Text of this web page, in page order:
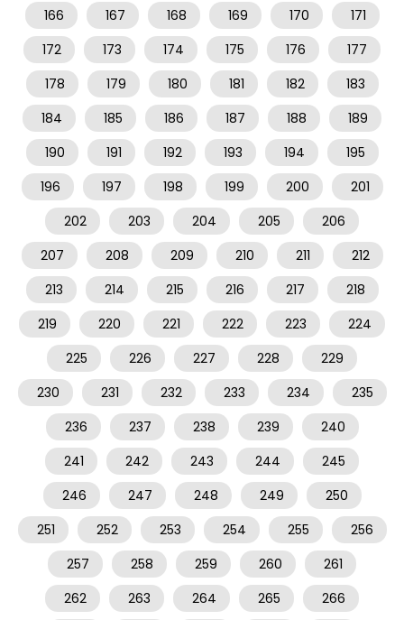
166
167 168 169 170
171
172
173 174 175 176
177
178
179 180 181 182
183
184
185 186 187 188
189
190
191 192 193 194
195
196
197 198 199 200
201
202
203 204 205
206
207
208 209 210 211
212
213
214 215 216 217
218
219
220 221 222 223
224
225
226 227 228
229
230
231 232 233 234
235
236
237 238 239
240
241
242 243 244
245
246
247 248 249
250
251
252 253 254 255
256
257
258 259 260
261
262
263 264 265 266